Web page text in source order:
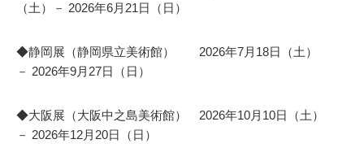
（土）－ 2026年6月21日（日）
◆静岡展（静岡県立美術館） 2026年7月18日（土）
－ 2026年9月27日（日）
◆大阪展（大阪中之島美術館） 2026年10月10日（土）
－ 2026年12月20日（日）